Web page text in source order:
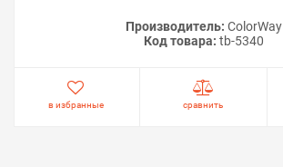
Производитель: ColorWay
Код товара: tb-5340
в избранные сравнить